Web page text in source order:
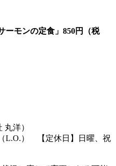
ーモンの定食」850円（税
社 丸洋）
（L.O.） 【定休日】日曜、祝